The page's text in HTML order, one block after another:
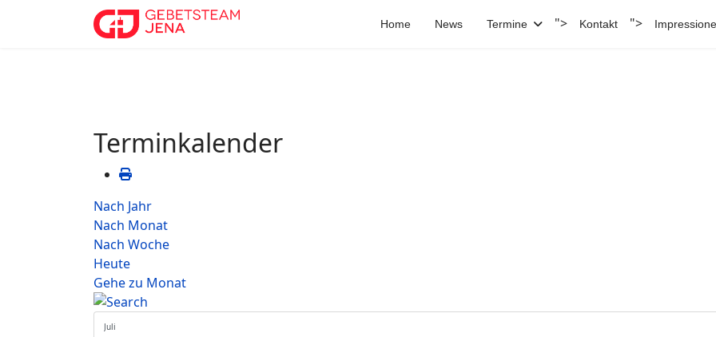
Home News Termine "> Kontakt ">
Terminkalender
Nach Jahr
Nach Monat
Nach Woche
Heute
Gehe zu Monat